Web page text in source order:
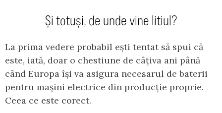
Și totuși, de unde vine litiul?
La prima vedere probabil ești tentat să spui că
este, iată, doar o chestiune de câțiva ani până
când Europa își va asigura necesarul de baterii
pentru mașini electrice din producție proprie.
Ceea ce este corect.